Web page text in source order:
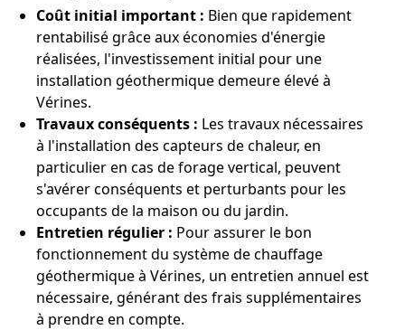
Coût initial important : Bien que rapidement
rentabilisé grâce aux économies d'énergie
réalisées, l'investissement initial pour une
installation géothermique demeure élevé à
Vérines.
Travaux conséquents : Les travaux nécessaires
à l'installation des capteurs de chaleur, en
particulier en cas de forage vertical, peuvent
s'avérer conséquents et perturbants pour les
occupants de la maison ou du jardin.
Entretien régulier : Pour assurer le bon
fonctionnement du système de chauffage
géothermique à Vérines, un entretien annuel est
nécessaire, générant des frais supplémentaires
à prendre en compte.